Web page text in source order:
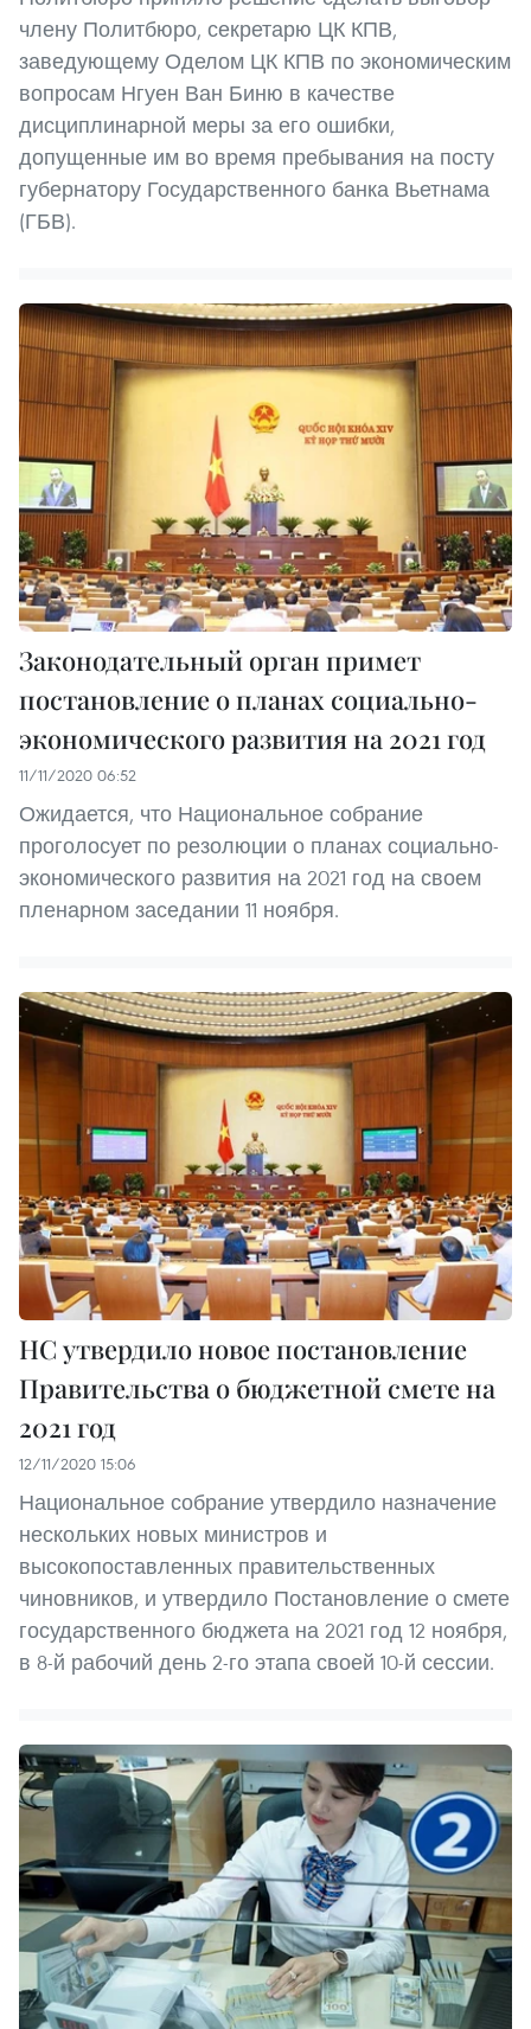
члену Политбюро, секретарю ЦК КПВ,
заведующему Оделом ЦК КПВ по экономическим
вопросам Нгуен Ван Биню в качестве
дисциплинарной меры за его ошибки,
допущенные им во время пребывания на посту
губернатору Государственного банка Вьетнама
(ГБВ).
Законодательный орган примет
постановление о планах социально-
экономического развития на 2021 год
11/11/2020 06:52
Ожидается, что Национальное собрание
проголосует по резолюции о планах социально-
экономического развития на 2021 год на своем
пленарном заседании 11 ноября.
НС утвердило новое постановление
Правительства о бюджетной смете на
2021 год
12/11/2020 15:06
Национальное собрание утвердило назначение
нескольких новых министров и
высокопоставленных правительственных
чиновников, и утвердило Постановление о смете
государственного бюджета на 2021 год 12 ноября,
в 8-й рабочий день 2-го этапа своей 10-й сессии.